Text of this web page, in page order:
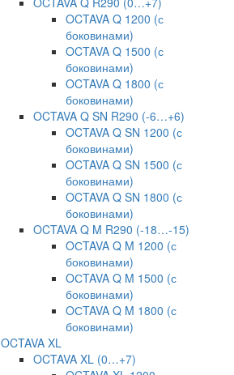
OCTAVA Q 1200 (с
боковинами)
OCTAVA Q 1500 (с
боковинами)
OCTAVA Q 1800 (с
боковинами)
OCTAVA Q SN R290 (-6…+6)
OCTAVA Q SN 1200 (с
боковинами)
OCTAVA Q SN 1500 (с
боковинами)
OCTAVA Q SN 1800 (с
боковинами)
OCTAVA Q M R290 (-18…-15)
OСTAVA Q M 1200 (с
боковинами)
OСTAVA Q M 1500 (с
боковинами)
OСTAVA Q M 1800 (с
боковинами)
OCTAVA XL
OCTAVA XL (0…+7)